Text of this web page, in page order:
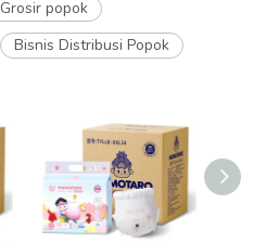
Grosir popok
Bisnis Distribusi Popok